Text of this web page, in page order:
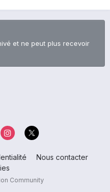
et ne peut plus recevoir
Nous contacter
Community